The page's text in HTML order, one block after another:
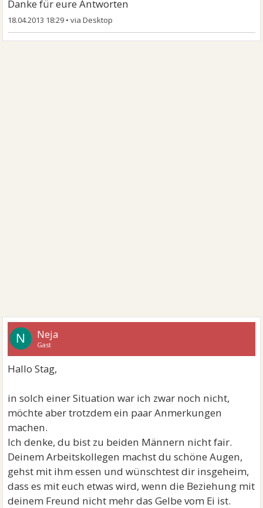
Danke für eure Antworten
18.04.2013 18:29 •
N Neja
Gast
Hallo Stag,
in solch einer Situation war ich zwar noch nicht,
möchte aber trotzdem ein paar Anmerkungen
machen.
Ich denke, du bist zu beiden Männern nicht fair.
Deinem Arbeitskollegen machst du schöne Augen,
gehst mit ihm essen und wünschtest dir insgeheim,
dass es mit euch etwas wird, wenn die Beziehung mit
deinem Freund nicht mehr das Gelbe vom Ei ist.